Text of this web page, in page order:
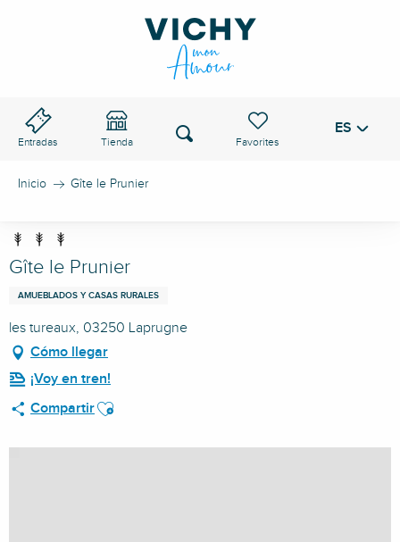
Entradas Tienda
Voir les favoris
Buscar ES
Inicio Gîte le Prunier
Gîte le Prunier
AMUEBLADOS Y CASAS RURALES
les tureaux, 03250 Laprugne
Cómo llegar
¡Voy en tren!
CompartirAjouter aux favoris